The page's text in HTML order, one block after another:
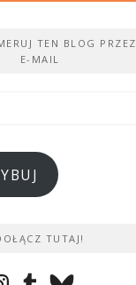
TEN BLOG PRZEZ
E-MAIL
TUTAJ!
TumblrBluesky